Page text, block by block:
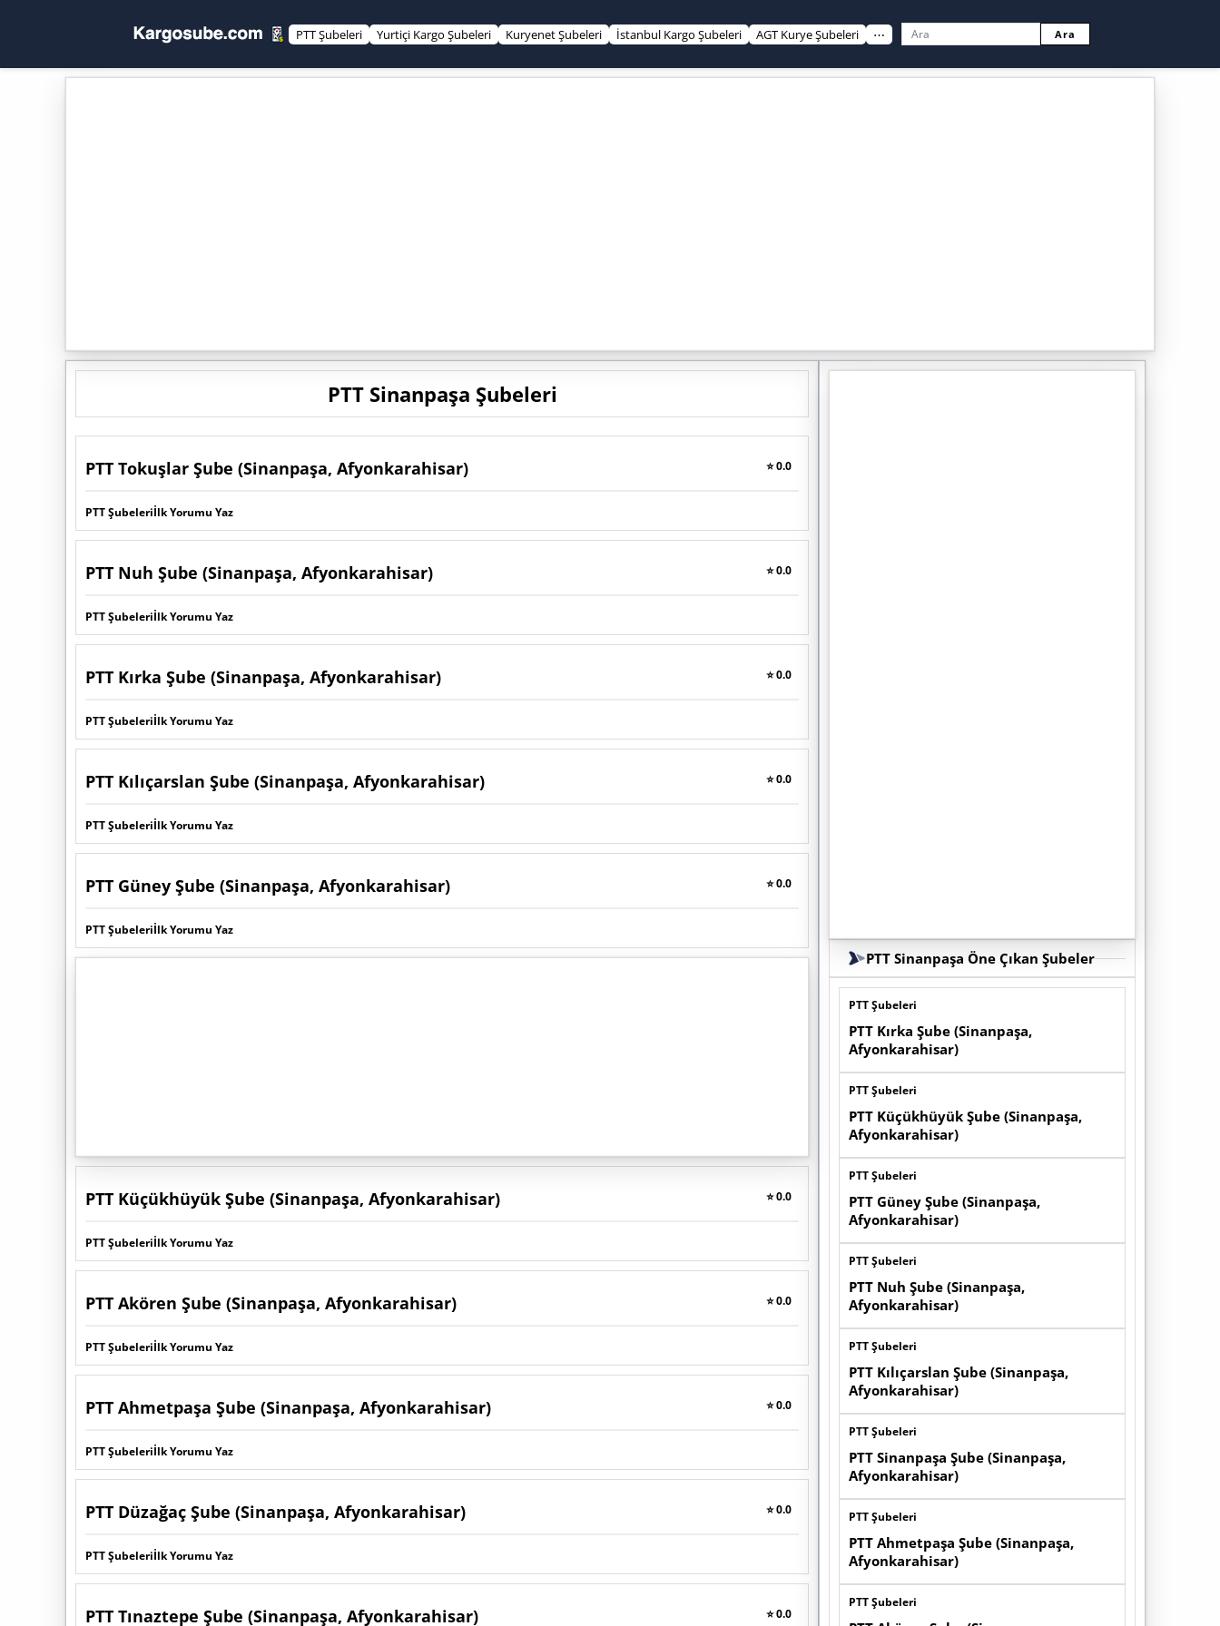
PTT Şubeleri Yurtiçi Kargo Şubeleri Kuryenet Şubeleri İstanbul Kargo Şubeleri AGT Kurye Şubeleri ⋯ Ara
PTT Sinanpaşa Şubeleri
PTT Tokuşlar Şube (Sinanpaşa, Afyonkarahisar) ⭐ 0.0
PTT Şubeleriİlk Yorumu Yaz
PTT Nuh Şube (Sinanpaşa, Afyonkarahisar) ⭐ 0.0
PTT Şubeleriİlk Yorumu Yaz
PTT Kırka Şube (Sinanpaşa, Afyonkarahisar) ⭐ 0.0
PTT Şubeleriİlk Yorumu Yaz
PTT Kılıçarslan Şube (Sinanpaşa, Afyonkarahisar) ⭐ 0.0
PTT Şubeleriİlk Yorumu Yaz
PTT Güney Şube (Sinanpaşa, Afyonkarahisar) ⭐ 0.0
PTT Şubeleriİlk Yorumu Yaz
PTT Küçükhüyük Şube (Sinanpaşa, Afyonkarahisar) ⭐ 0.0
PTT Şubeleriİlk Yorumu Yaz
PTT Akören Şube (Sinanpaşa, Afyonkarahisar) ⭐ 0.0
PTT Şubeleriİlk Yorumu Yaz
PTT Ahmetpaşa Şube (Sinanpaşa, Afyonkarahisar) ⭐ 0.0
PTT Şubeleriİlk Yorumu Yaz
PTT Düzağaç Şube (Sinanpaşa, Afyonkarahisar) ⭐ 0.0
PTT Şubeleriİlk Yorumu Yaz
PTT Tınaztepe Şube (Sinanpaşa, Afyonkarahisar) ⭐ 0.0
PTT Sinanpaşa Öne Çıkan Şubeler
PTT Şubeleri
PTT Kırka Şube (Sinanpaşa,
Afyonkarahisar)
PTT Şubeleri
PTT Küçükhüyük Şube (Sinanpaşa,
Afyonkarahisar)
PTT Şubeleri
PTT Güney Şube (Sinanpaşa,
Afyonkarahisar)
PTT Şubeleri
PTT Nuh Şube (Sinanpaşa,
Afyonkarahisar)
PTT Şubeleri
PTT Kılıçarslan Şube (Sinanpaşa,
Afyonkarahisar)
PTT Şubeleri
PTT Sinanpaşa Şube (Sinanpaşa,
Afyonkarahisar)
PTT Şubeleri
PTT Ahmetpaşa Şube (Sinanpaşa,
Afyonkarahisar)
PTT Şubeleri